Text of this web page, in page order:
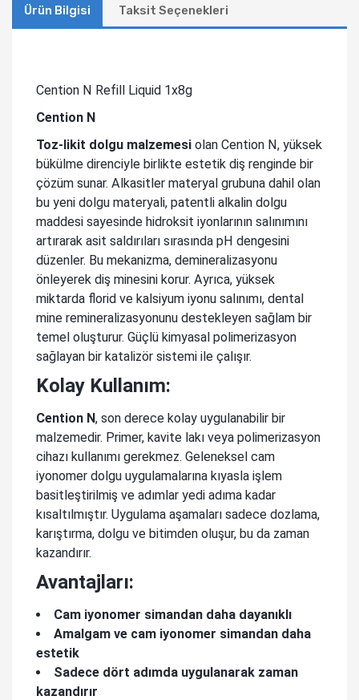
Ürün Bilgisi Taksit Seçenekleri
Cention N Refill Liquid 1x8g
Cention N
Toz-likit dolgu malzemesi olan Cention N, yüksek
bükülme direnciyle birlikte estetik diş renginde bir
çözüm sunar. Alkasitler materyal grubuna dahil olan
bu yeni dolgu materyali, patentli alkalin dolgu
maddesi sayesinde hidroksit iyonlarının salınımını
artırarak asit saldırıları sırasında pH dengesini
düzenler. Bu mekanizma, demineralizasyonu
önleyerek diş minesini korur. Ayrıca, yüksek
miktarda florid ve kalsiyum iyonu salınımı, dental
mine remineralizasyonunu destekleyen sağlam bir
temel oluşturur. Güçlü kimyasal polimerizasyon
sağlayan bir katalizör sistemi ile çalışır.
Kolay Kullanım:
Cention N, son derece kolay uygulanabilir bir
malzemedir. Primer, kavite lakı veya polimerizasyon
cihazı kullanımı gerekmez. Geleneksel cam
iyonomer dolgu uygulamalarına kıyasla işlem
basitleştirilmiş ve adımlar yedi adıma kadar
kısaltılmıştır. Uygulama aşamaları sadece dozlama,
karıştırma, dolgu ve bitimden oluşur, bu da zaman
kazandırır.
Avantajları:
Cam iyonomer simandan daha dayanıklı
Amalgam ve cam iyonomer simandan daha
estetik
Sadece dört adımda uygulanarak zaman
kazandırır